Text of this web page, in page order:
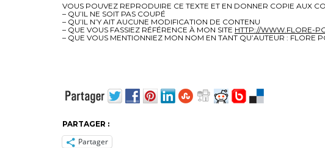
VOUS POUVEZ REPRODUIRE CE TEXTE ET EN DONNER COPIE AUX
– QU’IL NE SOIT PAS COUPÉ
– QU’IL N’Y AIT AUCUNE MODIFICATION DE CONTENU
– QUE VOUS FASSIEZ RÉFÉRENCE À MON SITE HTTP://WWW.FLORE-
– QUE VOUS MENTIONNIEZ MON NOM EN TANT QU’AUTEUR : FLORE
PARTAGER :
Partager